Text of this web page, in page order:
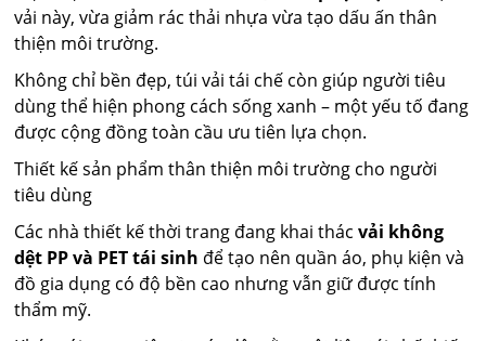
vải này, vừa giảm rác thải nhựa vừa tạo dấu ấn thân
thiện môi trường.
Không chỉ bền đẹp, túi vải tái chế còn giúp người tiêu
dùng thể hiện phong cách sống xanh – một yếu tố đang
được cộng đồng toàn cầu ưu tiên lựa chọn.
Thiết kế sản phẩm thân thiện môi trường cho người
tiêu dùng
Các nhà thiết kế thời trang đang khai thácvải không
dệt PP và PET tái sinh để tạo nên quần áo, phụ kiện và
đồ gia dụng có độ bền cao nhưng vẫn giữ được tính
thẩm mỹ.